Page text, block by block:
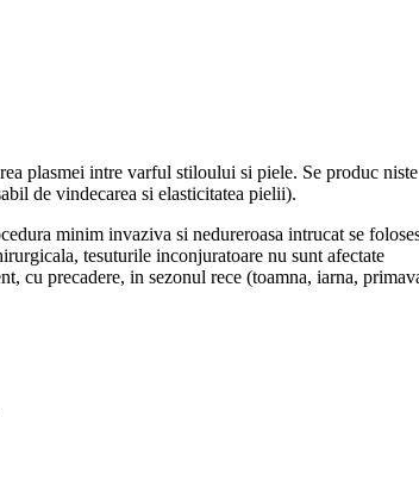
plasmei intre varful stiloului si piele. Se produc
de vindecarea si elasticitatea pielii).
minim invaziva si nedureroasa intrucat se
tesuturile inconjuratoare nu sunt afectate
cu precadere, in sezonul rece (toamna, iarna,